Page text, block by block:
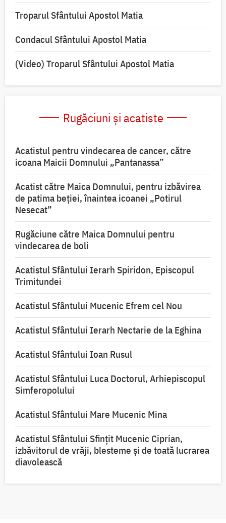
Troparul Sfântului Apostol Matia
Condacul Sfântului Apostol Matia
(Video) Troparul Sfântului Apostol Matia
Rugăciuni și acatiste
Acatistul pentru vindecarea de cancer, către
icoana Maicii Domnului „Pantanassa”
Acatist către Maica Domnului, pentru izbăvirea
de patima beției, înaintea icoanei „Potirul
Nesecat”
Rugăciune către Maica Domnului pentru
vindecarea de boli
Acatistul Sfântului Ierarh Spiridon, Episcopul
Trimitundei
Acatistul Sfântului Mucenic Efrem cel Nou
Acatistul Sfântului Ierarh Nectarie de la Eghina
Acatistul Sfântului Ioan Rusul
Acatistul Sfântului Luca Doctorul, Arhiepiscopul
Simferopolului
Acatistul Sfântului Mare Mucenic Mina
Acatistul Sfântului Sfințit Mucenic Ciprian,
izbăvitorul de vrăji, blesteme și de toată lucrarea
diavolească